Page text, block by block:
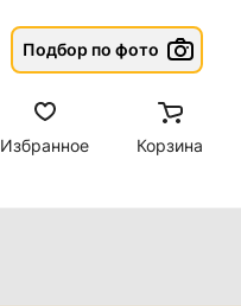
Подбор по фото
Избранное Корзина